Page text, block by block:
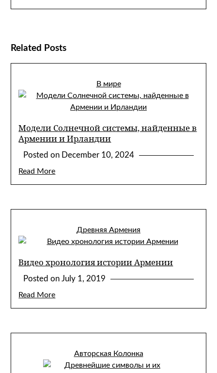
Related Posts
В мире
Модели Солнечной системы, найденные в
Армении и Ирландии
Posted on December 10, 2024
Read More
Древняя Армения
Видео хронология истории Армении
Posted onJuly 1, 2019
Read More
Авторская Колонка